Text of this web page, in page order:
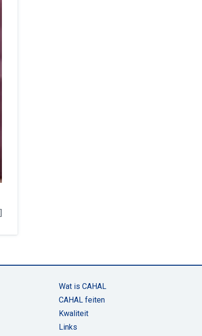
Wat is CAHAL
CAHAL feiten
Kwaliteit
Links